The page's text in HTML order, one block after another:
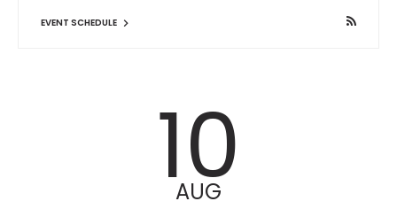
EVENT SCHEDULE
10
AUG